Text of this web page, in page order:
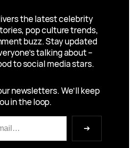
the latest celebrity
pop culture trends,
buzz. Stay updated
talking about –
to social media stars.
newsletters. We’ll keep
in the loop.
➔